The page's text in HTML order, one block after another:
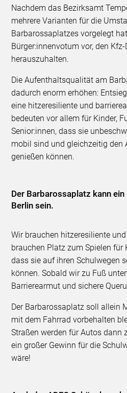
Nachdem das Bezirksamt
mehrere Varianten für die
Barbarossaplatzes vorgelegt
Bürger:innenvotum vor, den
herauszuhalten.
Die Aufenthaltsqualität am
dadurch enorm erhöhen:
eine hitzeresiliente und
bedeuten vor allem für Kinder,
Senior:innen, dass sie
mobil sind und gleichzeitig den
genießen können.
Der Barbarossaplatz kann
Berlin sein.
Wir brauchen hitzeresiliente
brauchen Platz zum Spielen für
dass sie auf ihren Schulwegen
können. Sobald wir zu Fuß
Barrierearmut und sichere
Der Barbarossaplatz soll allein
mit dem Fahrrad vorbehalten
Straßen werden für Autos dann
ein großer Gewinn für die
wäre!